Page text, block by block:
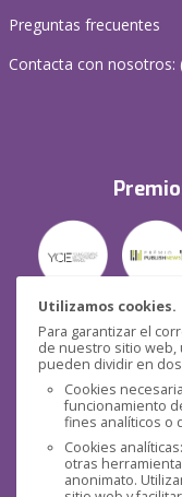
Utilizamos cookies.
Para garantizar el
de nuestro sitio web,
pueden dividir en
Cookies
funcionamiento
fines analíticos o
Cookies
otras
anonimato.
Preguntas frecuentes
Contacta con nosotros: